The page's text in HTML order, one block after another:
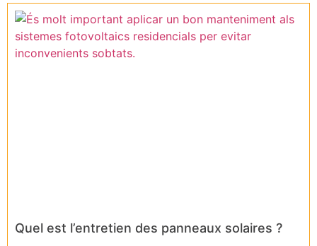
Quel est l’entretien des panneaux solaires ?